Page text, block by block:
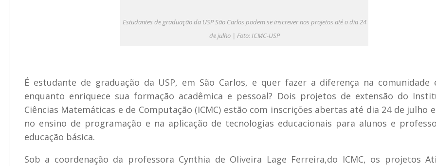
Estudantes de graduação da USP São Carlos podem se inscrever nos projetos até o dia 24
de julho | Foto: ICMC-USP
É estudante de graduação da USP, em São Carlos, e quer fazer a diferença na comunidade
enquanto enriquece sua formação acadêmica e pessoal? Dois projetos de extensão do
Ciências Matemáticas e de Computação (ICMC) estão com inscrições abertas até dia 24 de julho
no ensino de programação e na aplicação de tecnologias educacionais para alunos e
educação básica.
Sob a coordenação da professora Cynthia de Oliveira Lage Ferreira,do ICMC, os projetos